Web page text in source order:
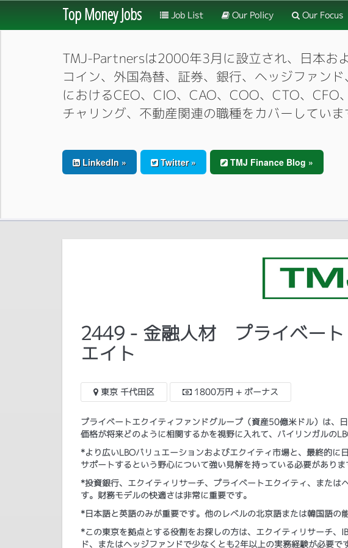
Top Money Jobs Job List Our Policy Our Focus
TMJ-Partnersは2000年3月に設立され、日本お
コイン、外国為替、証券、銀行、ヘッジファン
におけるCEO、CIO、CAO、COO、CTO、
チャリング、不動産関連の職種をカバーしていま
LinkedIn » Twitter » TMJ Finance Blog »
2449 - 金融人材 プライベート
エイト
東京 千代田区 1800万円 + ボーナス
プライベートエクイティファンドグループ（資産50億米ドル）は、
価格が将来どのように相関するかを視野に入れて、バイリンガルの
*より広いLBOバリュエーションおよびエクイティ市場と、最終的に
サポートするという野心について強い見解を持っている必要がありま
*投資銀行、エクイティリサーチ、プライベートエクイティ、また
す。財務モデルの快適さは非常に重要です。
*日本語と英語のみが重要です。他のレベルの北京語または韓国語の
*この東京を拠点とする役割をお探しの方は、エクイティリサーチ、
ド、またはヘッジファンドで少なくとも2年以上の実務経験が必要で